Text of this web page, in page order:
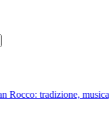
Rocco: tradizione,